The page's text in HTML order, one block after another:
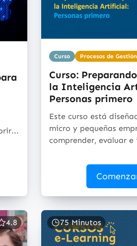
Curso Procesos de Gestión
Curso:
la Inteligencia
Personas primero
Este curso está
micro y pequeñas
comprender, evaluar
4.8 75 Minutos